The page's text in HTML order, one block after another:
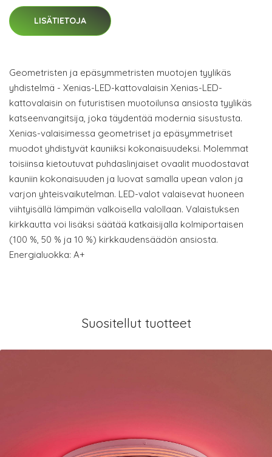
LISÄTIETOJA
Geometristen ja epäsymmetristen muotojen tyylikäs
yhdistelmä - Xenias-LED-kattovalaisin Xenias-LED-
kattovalaisin on futuristisen muotoilunsa ansiosta tyylikäs
katseenvangitsija, joka täydentää modernia sisustusta.
Xenias-valaisimessa geometriset ja epäsymmetriset
muodot yhdistyvät kauniiksi kokonaisuudeksi. Molemmat
toisiinsa kietoutuvat puhdaslinjaiset ovaalit muodostavat
kauniin kokonaisuuden ja luovat samalla upean valon ja
varjon yhteisvaikutelman. LED-valot valaisevat huoneen
viihtyisällä lämpimän valkoisella valollaan. Valaistuksen
kirkkautta voi lisäksi säätää katkaisijalla kolmiportaisen
(100 %, 50 % ja 10 %) kirkkaudensäädön ansiosta.
Energialuokka: A+
Suositellut tuotteet